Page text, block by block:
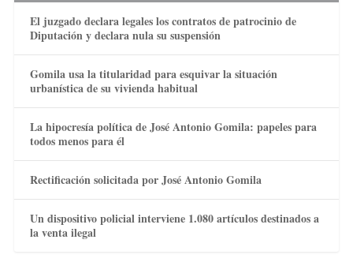
El juzgado declara legales los contratos de patrocinio de
Diputación y declara nula su suspensión
Gomila usa la titularidad para esquivar la situación
urbanística de su vivienda habitual
La hipocresía política de José Antonio Gomila: papeles para
todos menos para él
Rectificación solicitada por José Antonio Gomila
Un dispositivo policial interviene 1.080 artículos destinados a
la venta ilegal